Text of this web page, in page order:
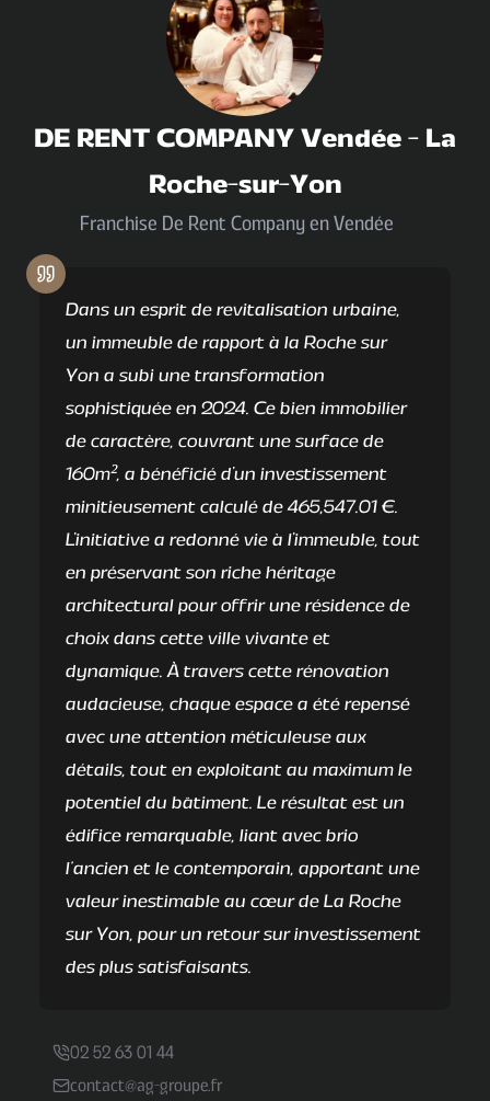
DE RENT COMPANY Vendée - La
Roche-sur-Yon
Franchise De Rent Company en Vendée
Dans un esprit de revitalisation urbaine,
un immeuble de rapport à la Roche sur
Yon a subi une transformation
sophistiquée en 2024. Ce bien immobilier
de caractère, couvrant une surface de
160m², a bénéficié d'un investissement
minitieusement calculé de 465,547.01 €.
L'initiative a redonné vie à l'immeuble, tout
en préservant son riche héritage
architectural pour offrir une résidence de
choix dans cette ville vivante et
dynamique. À travers cette rénovation
audacieuse, chaque espace a été repensé
avec une attention méticuleuse aux
détails, tout en exploitant au maximum le
potentiel du bâtiment. Le résultat est un
édifice remarquable, liant avec brio
l’ancien et le contemporain, apportant une
valeur inestimable au cœur de La Roche
sur Yon, pour un retour sur investissement
des plus satisfaisants.
02 52 63 01 44
contact@ag-groupe.fr